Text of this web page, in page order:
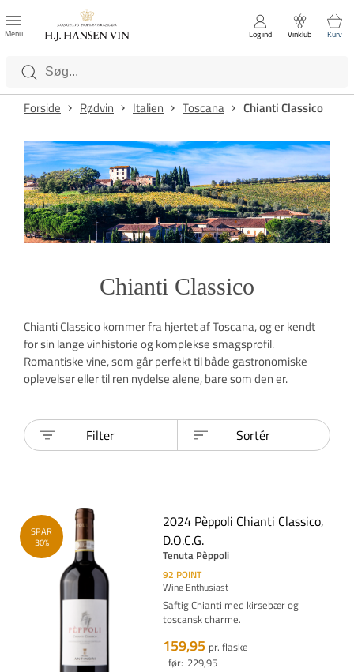
Luk
Kategorier
Menu Log ind Vinklub Kurv
Forside Rødvin Italien Toscana Chianti Classico
Chianti Classico
Chianti Classico kommer fra hjertet af Toscana, og er kendt
for sin lange vinhistorie og komplekse smagsprofil.
Romantiske vine, som går perfekt til både gastronomiske
oplevelser eller til ren nydelse alene, bare som den er.
Filter Sortér
SPAR
30%
2024 Pèppoli Chianti Classico,
D.O.C.G.
Tenuta Pèppoli
92 POINT
Wine Enthusiast
Saftig Chianti med kirsebær og
toscansk charme.
159,95 pr. flaske
før: 229,95